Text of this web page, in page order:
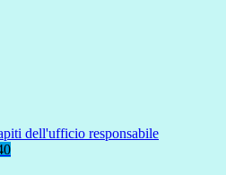
dell'ufficio responsabile